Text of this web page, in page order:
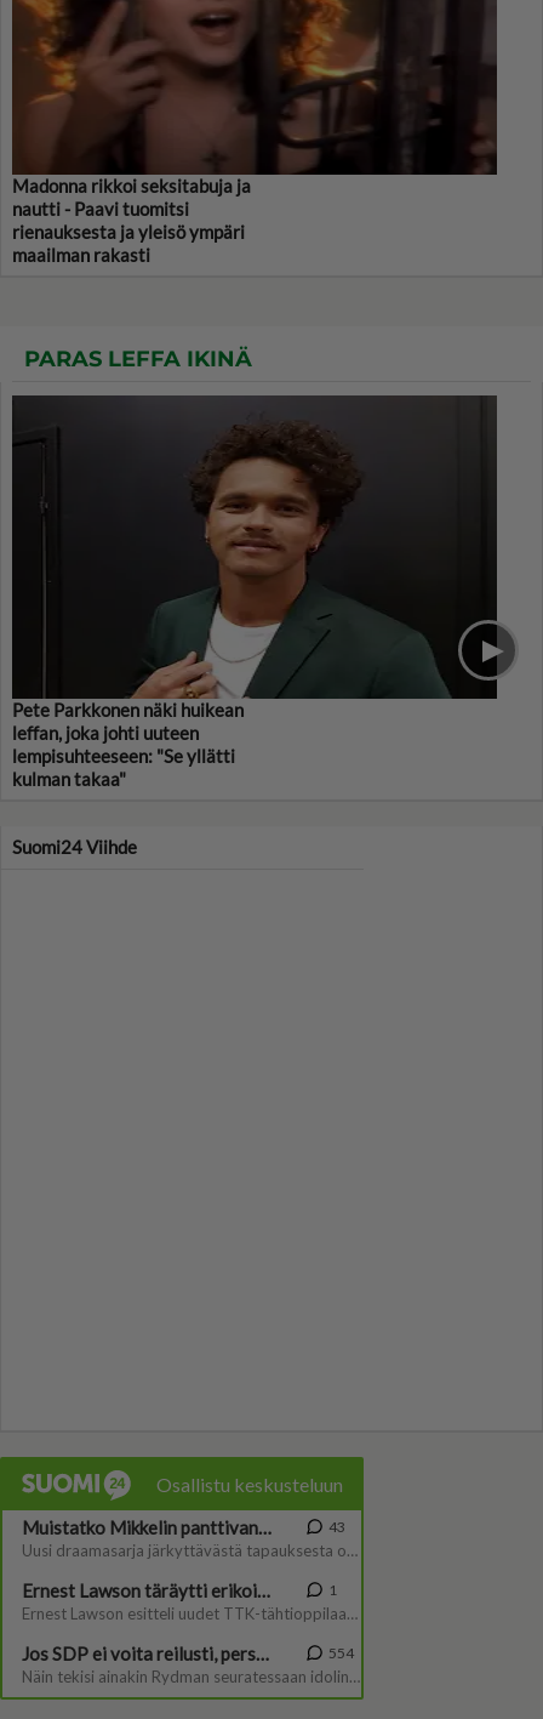
Madonna rikkoi seksitabuja ja
nautti - Paavi tuomitsi
rienauksesta ja yleisö ympäri
maailman rakasti
PARAS LEFFA IKINÄ
Pete Parkkonen näki huikean
leffan, joka johti uuteen
lempisuhteeseen: "Se yllätti
kulman takaa"
Suomi24 Viihde